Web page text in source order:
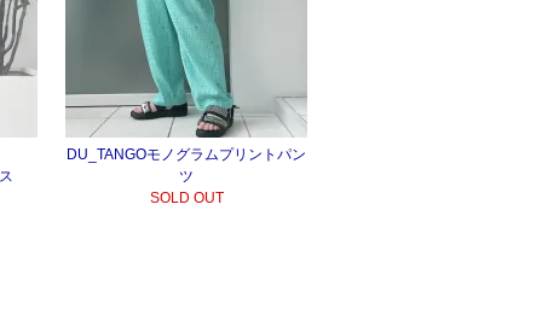
DU_TANGOモノグラムプリントパン
ツ
SOLD OUT